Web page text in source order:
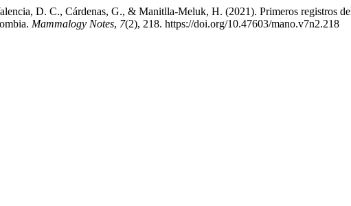
D. C., Cárdenas, G., & Manitlla-Meluk, H. (2021). Primeros registros
Mammalogy Notes, 7(2), 218. https://doi.org/10.47603/mano.v7n2.218